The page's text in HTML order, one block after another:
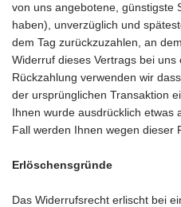
von uns angebotene, günstigste
haben), unverzüglich und
dem Tag zurückzuzahlen, an
Widerruf dieses Vertrags bei
Rückzahlung verwenden wir
der ursprünglichen Transaktion
Ihnen wurde ausdrücklich etwas
Fall werden Ihnen wegen dieser
Erlöschensgründe
Das Widerrufsrecht erlischt bei